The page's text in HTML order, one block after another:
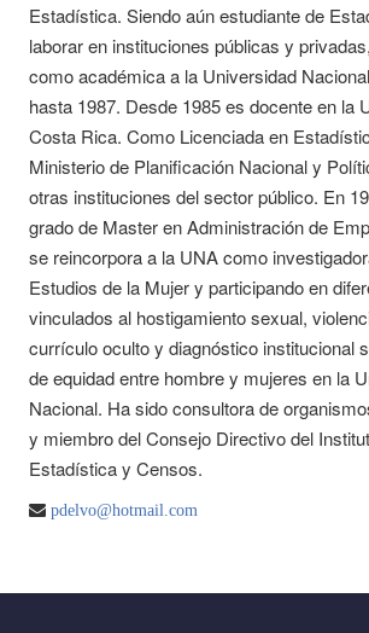
Estadística. Siendo aún estudiante de
laborar en instituciones públicas y
como académica a la Universidad
hasta 1987. Desde 1985 es docente en la
Costa Rica. Como Licenciada en
Ministerio de Planificación Nacional y
otras instituciones del sector público. En
grado de Master en Administración de
se reincorpora a la UNA como
Estudios de la Mujer y participando en
vinculados al hostigamiento sexual,
currículo oculto y diagnóstico institucional
de equidad entre hombre y mujeres en la
Nacional. Ha sido consultora de
y miembro del Consejo Directivo del
Estadística y Censos.
pdelvo@hotmail.com